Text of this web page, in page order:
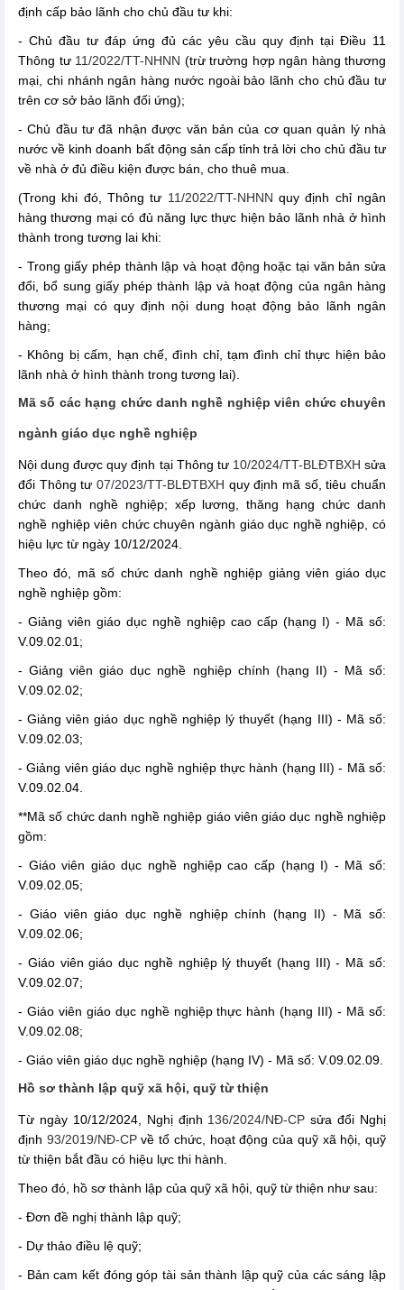
định cấp bảo lãnh cho chủ đầu tư khi:
- Chủ đầu tư đáp ứng đủ các yêu cầu quy định tại Điều 11
Thông tư 11/2022/TT-NHNN (trừ trường hợp ngân hàng thương
mại, chi nhánh ngân hàng nước ngoài bảo lãnh cho chủ đầu tư
trên cơ sở bảo lãnh đối ứng);
- Chủ đầu tư đã nhận được văn bản của cơ quan quản lý nhà
nước về kinh doanh bất động sản cấp tỉnh trả lời cho chủ đầu tư
về nhà ở đủ điều kiện được bán, cho thuê mua.
(Trong khi đó, Thông tư 11/2022/TT-NHNN quy định chỉ ngân
hàng thương mại có đủ năng lực thực hiện bảo lãnh nhà ở hình
thành trong tương lai khi:
- Trong giấy phép thành lập và hoạt động hoặc tại văn bản sửa
đổi, bổ sung giấy phép thành lập và hoạt động của ngân hàng
thương mại có quy định nội dung hoạt động bảo lãnh ngân
hàng;
- Không bị cấm, hạn chế, đình chỉ, tạm đình chỉ thực hiện bảo
lãnh nhà ở hình thành trong tương lai).
Mã số các hạng chức danh nghề nghiệp viên chức chuyên
ngành giáo dục nghề nghiệp
Nội dung được quy định tại Thông tư 10/2024/TT-BLĐTBXH sửa
đổi Thông tư 07/2023/TT-BLĐTBXH quy định mã số, tiêu chuẩn
chức danh nghề nghiệp; xếp lương, thăng hạng chức danh
nghề nghiệp viên chức chuyên ngành giáo dục nghề nghiệp, có
hiệu lực từ ngày 10/12/2024.
Theo đó, mã số chức danh nghề nghiệp giảng viên giáo dục
nghề nghiệp gồm:
- Giảng viên giáo dục nghề nghiệp cao cấp (hạng I) - Mã số:
V.09.02.01;
- Giảng viên giáo dục nghề nghiệp chính (hạng II) - Mã số:
V.09.02.02;
- Giảng viên giáo dục nghề nghiệp lý thuyết (hạng III) - Mã số:
V.09.02.03;
- Giảng viên giáo dục nghề nghiệp thực hành (hạng III) - Mã số:
V.09.02.04.
**Mã số chức danh nghề nghiệp giáo viên giáo dục nghề nghiệp
gồm:
- Giáo viên giáo dục nghề nghiệp cao cấp (hạng I) - Mã số:
V.09.02.05;
- Giáo viên giáo dục nghề nghiệp chính (hạng II) - Mã số:
V.09.02.06;
- Giáo viên giáo dục nghề nghiệp lý thuyết (hạng III) - Mã số:
V.09.02.07;
- Giáo viên giáo dục nghề nghiệp thực hành (hạng III) - Mã số:
V.09.02.08;
- Giáo viên giáo dục nghề nghiệp (hạng IV) - Mã số: V.09.02.09.
Hồ sơ thành lập quỹ xã hội, quỹ từ thiện
Từ ngày 10/12/2024, Nghị định 136/2024/NĐ-CP sửa đổi Nghị
định 93/2019/NĐ-CPvề tổ chức, hoạt động của quỹ xã hội, quỹ
từ thiện bắt đầu có hiệu lực thi hành.
Theo đó, hồ sơ thành lập của quỹ xã hội, quỹ từ thiện như sau:
- Đơn đề nghị thành lập quỹ;
- Dự thảo điều lệ quỹ;
- Bản cam kết đóng góp tài sản thành lập quỹ của các sáng lập